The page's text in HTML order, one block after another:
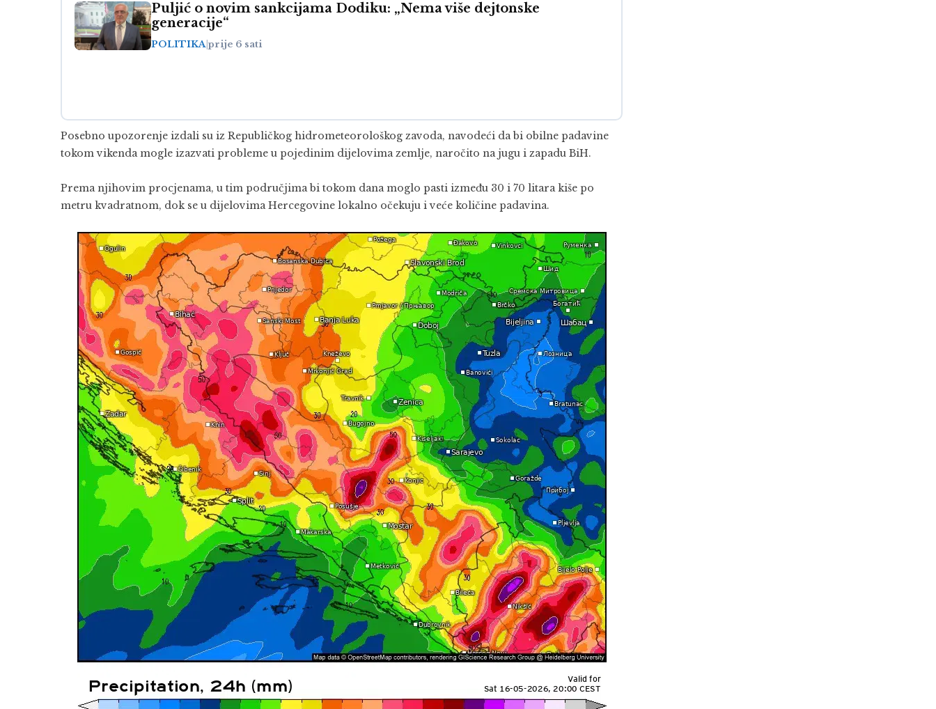
Puljić o novim sankcijama Dodiku: „Nema više dejtonske
generacije“
POLITIKAprije 6 sati
Posebno upozorenje izdali su iz Republičkog hidrometeorološkog zavoda, navodeći da bi obilne padavine
tokom vikenda mogle izazvati probleme u pojedinim dijelovima zemlje, naročito na jugu i zapadu BiH.
Prema njihovim procjenama, u tim područjima bi tokom dana moglo pasti između 30 i 70 litara kiše po
metru kvadratnom, dok se u dijelovima Hercegovine lokalno očekuju i veće količine padavina.